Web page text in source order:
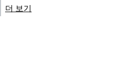
더 보기